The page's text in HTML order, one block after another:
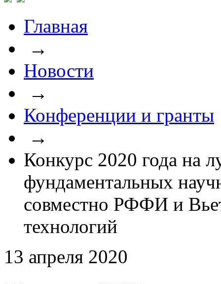
Главная
→
Новости
→
Конференции и гранты
→
Конкурс 2020 года на
фундаментальных
совместно РФФИ и
технологий
13 апреля 2020